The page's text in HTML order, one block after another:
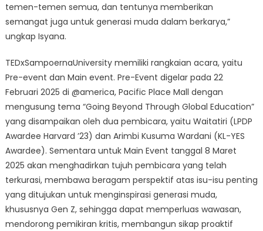
temen-temen semua, dan tentunya memberikan
semangat juga untuk generasi muda dalam berkarya,”
ungkap Isyana.
TEDxSampoernaUniversity memiliki rangkaian acara, yaitu
Pre-event dan Main event. Pre-Event digelar pada 22
Februari 2025 di @america, Pacific Place Mall dengan
mengusung tema “Going Beyond Through Global Education”
yang disampaikan oleh dua pembicara, yaitu Waitatiri (LPDP
Awardee Harvard ’23) dan Arimbi Kusuma Wardani (KL-YES
Awardee). Sementara untuk Main Event tanggal 8 Maret
2025 akan menghadirkan tujuh pembicara yang telah
terkurasi, membawa beragam perspektif atas isu-isu penting
yang ditujukan untuk menginspirasi generasi muda,
khususnya Gen Z, sehingga dapat memperluas wawasan,
mendorong pemikiran kritis, membangun sikap proaktif